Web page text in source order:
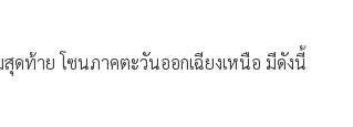
ดท้าย โซนภาคตะวันออกเฉียงเหนือ มีดังนี้